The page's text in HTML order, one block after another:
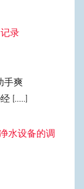
录
手爽
[......]
水设备的调